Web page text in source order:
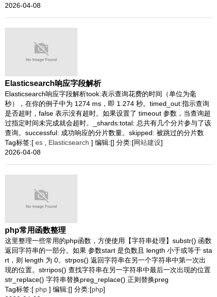
2026-04-08
Elasticsearch响应字段解析
Elasticsearch响应字段解析took:表示查询花费的时间（单位为毫
秒），在你的例子中为 1274 ms，即 1.274 秒。timed_out:指示查询
是否超时，false 表示没有超时。如果设置了 timeout 参数，当查询超
过指定时间未完成就会超时。_shards:total: 总共有几个分片参与了该
查询。successful: 成功响应的分片数量。skipped: 被跳过的分片数
Tag标签:[ es Elasticsearch ] 编辑:[] 分类:[网站建设]
2026-04-08
php常用函数整理
这里整理一些常用的php函数，方便使用【字符串处理】substr() 函数
返回字符串的一部分。如果 参数start 是负数且 length 小于或等于 sta
rt，则 length 为 0。strpos() 返回字符串在另一个字符串中第一次出
现的位置。strripos() 查找字符串在另一字符串中最后一次出现的位置
str_replace() 字符串替换preg_replace() 正则替换preg
Tag标签:[ php ] 编辑:[] 分类:[php]